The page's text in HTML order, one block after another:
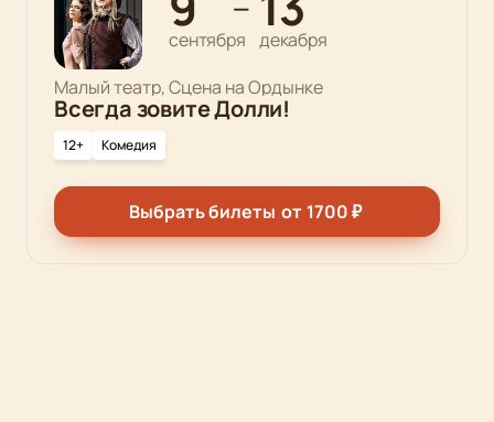
сентября
—
декабря
Малый театр, Сцена на Ордынке
Всегда зовите Долли!
12+ Комедия
Выбрать билеты от 1700₽